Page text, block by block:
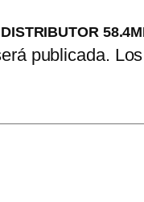
U
I
R
publicada.